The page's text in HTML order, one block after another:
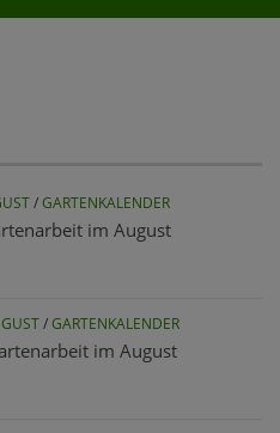
/GARTENKALENDER
im August
/GARTENKALENDER
im August